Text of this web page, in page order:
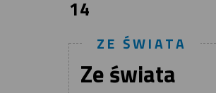
14
ZE ŚWIATA
Ze świata